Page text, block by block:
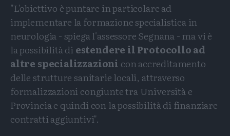
"L'obiettivo è puntare in particolare ad
implementare la formazione specialistica in
neurologia - spiega l'assessore Segnana - ma vi è
la possibilità di estendere il Protocollo ad
altre specializzazioni con accreditamento
delle strutture sanitarie locali, attraverso
formalizzazioni congiunte tra Università e
Provincia e quindi con la possibilità di finanziare
contratti aggiuntivi".